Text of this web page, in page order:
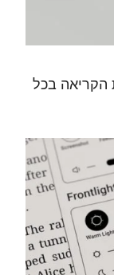
הקריאה בכל